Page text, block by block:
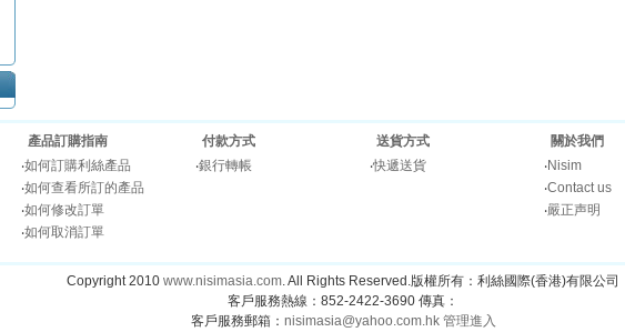
產品訂購指南
‧如何訂購利絲產品
‧如何查看所訂的產品
‧如何修改訂單
‧如何取消訂單
付款方式
‧銀行轉帳
送貨方式
‧快遞送貨
關於我們
‧Nisim
‧Contact us
‧嚴正声明
Copyright 2010 www.nisimasia.com. All Rights Reserved.版權所有：利絲國際(香港)有限公司
客戶服務熱線：852-2422-3690 傳真：
客戶服務郵箱： nisimasia@yahoo.com.hk 管理進入